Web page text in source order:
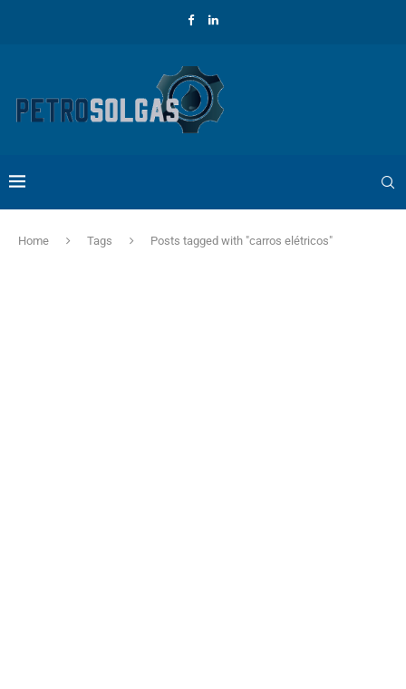
Home Tags Posts tagged with "carros elétricos"